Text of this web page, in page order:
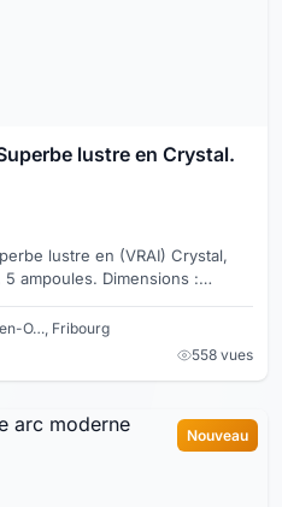
lustre en Crystal.
lustre en (VRAI) Crystal,
ampoules. Dimensions :
- pla...
O…, Fribourg
558 vues
Nouveau